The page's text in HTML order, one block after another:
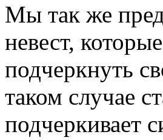
Мы так же
невест,
подчеркнуть
таком случае
подчеркивает